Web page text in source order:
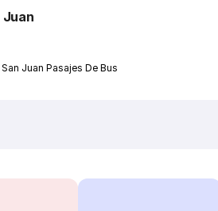
Juan
Juan Pasajes De Bus